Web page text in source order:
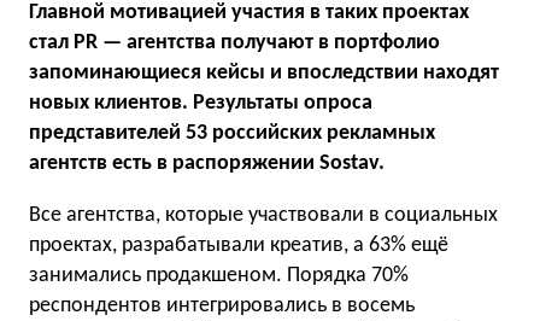
Главной мотивацией участия в таких проектах
стал PR — агентства получают в портфолио
запоминающиеся кейсы и впоследствии находят
новых клиентов. Результаты опроса
представителей 53 российских рекламных
агентств есть в распоряжении Sostav.
Все агентства, которые участвовали в социальных
проектах, разрабатывали креатив, а 63% ещё
занимались продакшеном. Порядка 70%
респондентов интегрировались в восемь